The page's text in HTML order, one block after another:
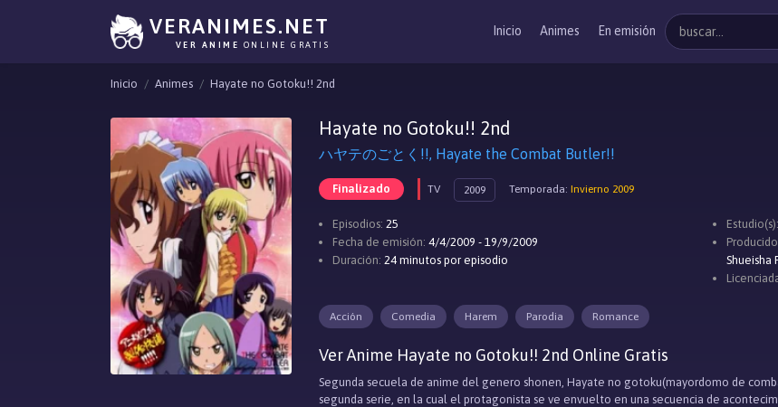
VERANIMES.NET
VER ANIME ONLINE GRATIS
Inicio Animes En emisión
Inicio Animes Hayate no Gotoku!! 2nd
Hayate no Gotoku!! 2nd
ハヤテのごとく!!, Hayate the Combat Butler!!
Finalizado TV 2009 Temporada: Invierno 2009
Episodios: 25
Fecha de emisión: 4/4/2009 - 19/9/2009
Duración: 24 minutos por episodio
Estudio(s):
Shueisha
Acción Comedia Harem Parodia Romance
Ver Anime Hayate no Gotoku!! 2nd Online Gratis
Segunda secuela de anime del genero shonen, Hayate no gotoku(mayordomo de
segunda serie, en la cual el protagonista se ve envuelto en una secuencia de